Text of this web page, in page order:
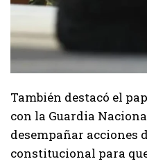
También destacó el
con la Guardia
desempañar acciones
constitucional para